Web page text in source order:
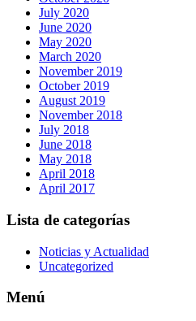
July 2020
June 2020
May 2020
March 2020
November 2019
October 2019
August 2019
November 2018
July 2018
June 2018
May 2018
April 2018
April 2017
Lista de categorías
Noticias y Actualidad
Uncategorized
Menú